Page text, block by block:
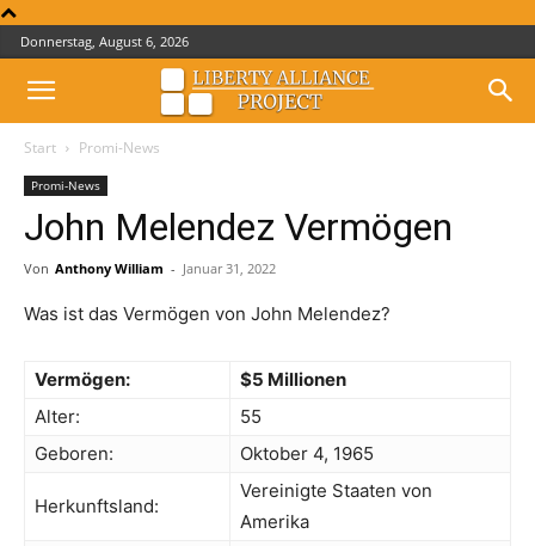
Donnerstag, August 6, 2026
Start Promi-News
Promi-News
John Melendez Vermögen
Von Anthony William - Januar 31, 2022
Was ist das Vermögen von John Melendez?
Vermögen:
$5 Millionen
Alter:
55
Geboren:
Oktober 4, 1965
Herkunftsland:
Vereinigte Staaten von
Amerika